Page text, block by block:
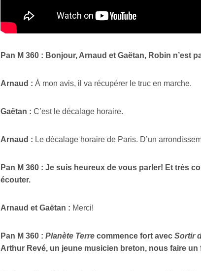
Pan M 360 : Bonjour, Arnaud et Gaëtan, Robin n’est
Arnaud : À mon avis, il va récupérer le truc en marche.
Gaëtan : C’est le décalage horaire.
Arnaud : Le décalage horaire de Paris. D’un
Pan M 360 : Je suis heureux de vous parler! Et très
écouter.
Arnaud et Gaëtan : Merci!
Pan M 360 : Planète Terrecommence fort avec Sortir
Arthur Revé, un jeune musicien breton, nous faire